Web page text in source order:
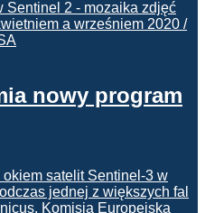
nowy program